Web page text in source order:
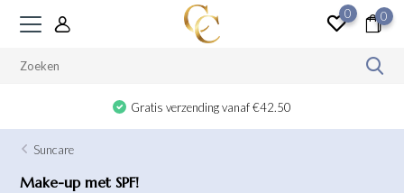
0 0
Gratis verzending vanaf €42.50
Suncare
Make-up met SPF!